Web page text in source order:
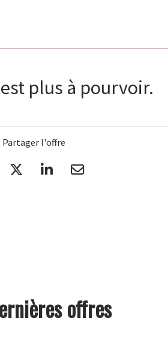
plus à pourvoir.
Partager l'offre
offres